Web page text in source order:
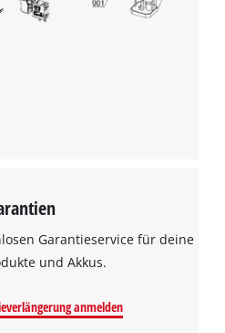
Garantieservice für deine
und Akkus.
anmelden